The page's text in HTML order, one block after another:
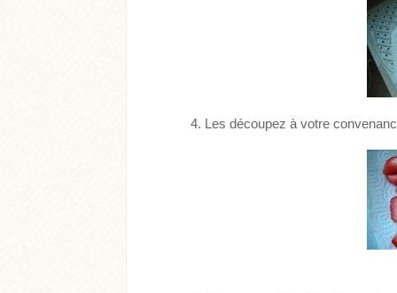
Les découpez à votre